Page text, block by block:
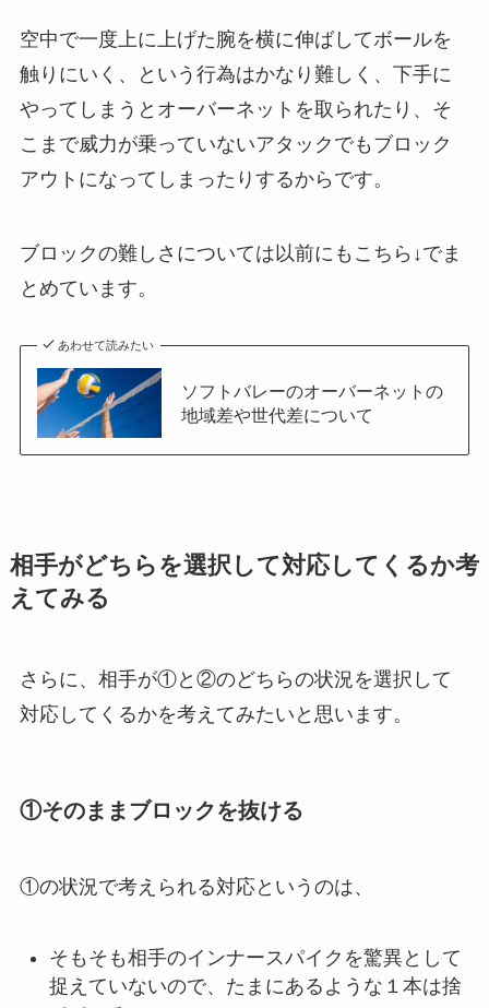
空中で一度上に上げた腕を横に伸ばしてボールを
触りにいく、という行為はかなり難しく、下手に
やってしまうとオーバーネットを取られたり、そ
こまで威力が乗っていないアタックでもブロック
アウトになってしまったりするからです。
ブロックの難しさについては以前にもこちら↓でま
とめています。
あわせて読みたい
ソフトバレーのオーバーネットの
地域差や世代差について
相手がどちらを選択して対応してくるか考
えてみる
さらに、相手が①と②のどちらの状況を選択して
対応してくるかを考えてみたいと思います。
①そのままブロックを抜ける
①の状況で考えられる対応というのは、
そもそも相手のインナースパイクを驚異として
捉えていないので、たまにあるような１本は捨